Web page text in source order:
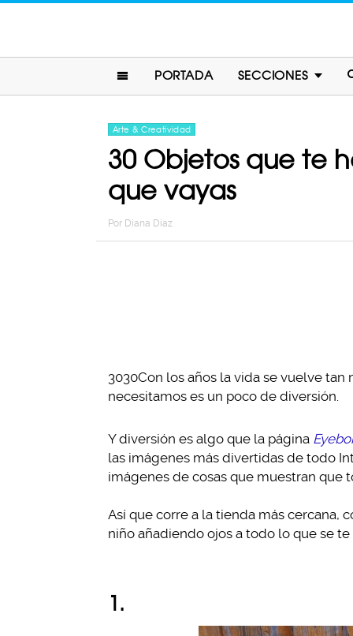
PORTADA SECCIONES
Arte & Creatividad
30 Objetos que te
que vayas
Por Diana Diaz
3030Con los años la vida se vuelve
necesitamos es un poco de diversión.
Y diversión es algo que la página
las imágenes más divertidas de todo
imágenes de cosas que muestran que
Así que corre a la tienda más cercana,
niño añadiendo ojos a todo lo que se
1.